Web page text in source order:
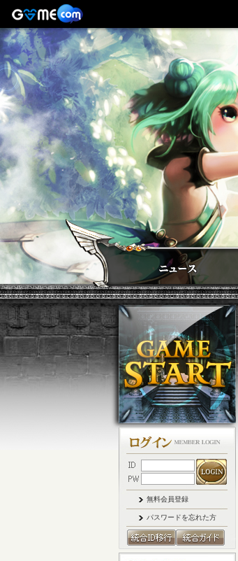
無料会員登録
パスワードを忘れた方